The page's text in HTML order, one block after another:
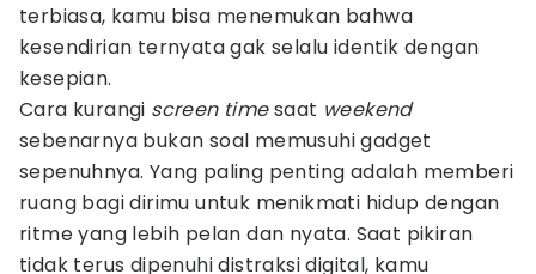
terbiasa, kamu bisa menemukan bahwa
kesendirian ternyata gak selalu identik dengan
kesepian.
Cara kurangi screen timesaat weekend
sebenarnya bukan soal memusuhi gadget
sepenuhnya. Yang paling penting adalah memberi
ruang bagi dirimu untuk menikmati hidup dengan
ritme yang lebih pelan dan nyata. Saat pikiran
tidak terus dipenuhi distraksi digital, kamu